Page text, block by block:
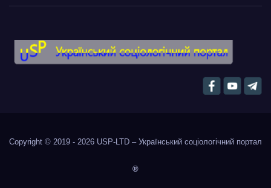
Copyright © 2019 - 2026 USP-LTD – Український соціологічний портал
®